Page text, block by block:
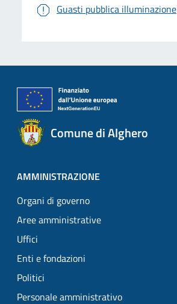
Guasti pubblica illuminazione
Comune di Alghero
AMMINISTRAZIONE
Organi di governo
Aree amministrative
Uffici
Enti e fondazioni
Politici
Personale amministrativo